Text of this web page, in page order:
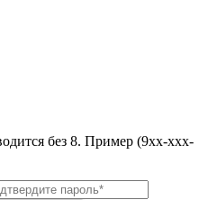
без 8. Пример (9хх-ххх-